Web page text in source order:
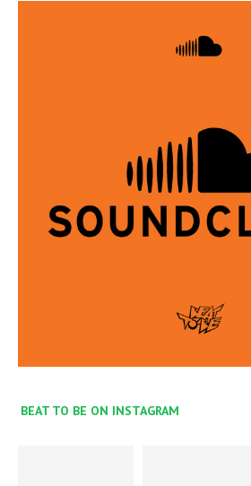
BEAT TO BE ON INSTAGRAM